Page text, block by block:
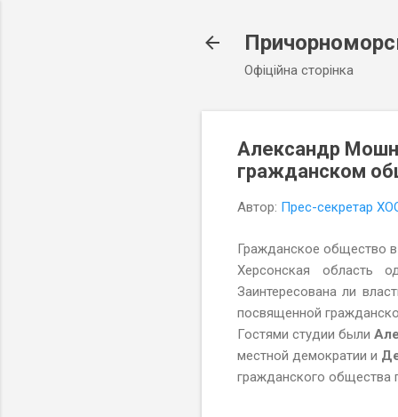
Офіційна сторінка
Александр
гражданском
Автор: Прес-секретар
Гражданское общество
Херсонская область
Заинтересована ли
посвященной
Гостями студии были
местной демократии и
гражданского общества